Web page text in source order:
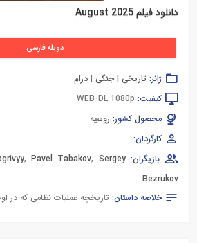
دانلود فیلم August 2025
دوبله فارسی
ژانر: تاریخی | جنگی | درام
کیفیت: WEB-DL 1080p
محصول کشور: روسیه
کارگردان:
بازیگران:
, Pavel Tabakov, Sergey
Bezrukov
خلاصه داستان: تاریخچه عملیات نظامی که در اوت 1944 انجام